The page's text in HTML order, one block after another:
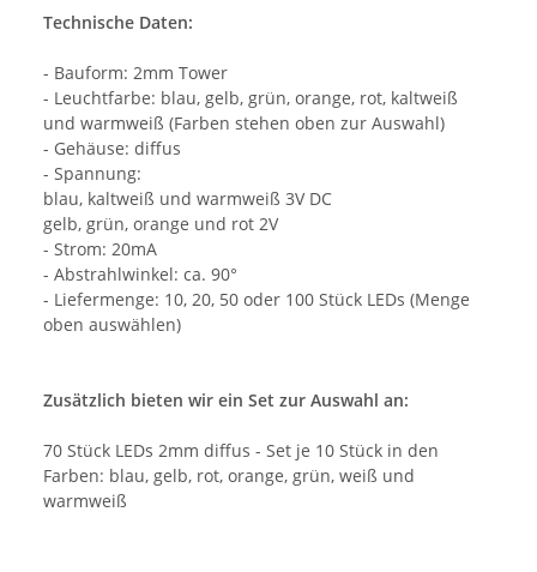
Technische Daten:
- Bauform: 2mm Tower
- Leuchtfarbe: blau, gelb, grün, orange, rot, kaltweiß
und warmweiß (Farben stehen oben zur Auswahl)
- Gehäuse: diffus
- Spannung:
blau, kaltweiß und warmweiß 3V DC
gelb, grün, orange und rot 2V
- Strom: 20mA
- Abstrahlwinkel: ca. 90°
- Liefermenge: 10, 20, 50 oder 100 Stück LEDs (Menge
oben auswählen)
Zusätzlich bieten wir ein Set zur Auswahl an:
70 Stück LEDs 2mm diffus - Set je 10 Stück in den
Farben: blau, gelb, rot, orange, grün, weiß und
warmweiß